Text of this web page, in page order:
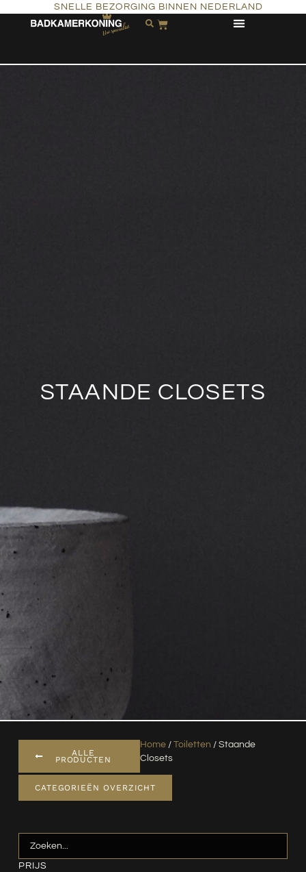
SNELLE BEZORGING BINNEN NEDERLAND
STAANDE CLOSETS
ALLE
PRODUCTEN
Home/ Toiletten / Staande
Closets
CATEGORIEËN OVERZICHT
PRIJS